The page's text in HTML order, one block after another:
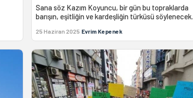
Sana söz Kazım Koyuncu, bir gün bu topraklarda
barışın, eşitliğin ve kardeşliğin türküsü söylenecek.
25 Haziran 2025 Evrim Kepenek